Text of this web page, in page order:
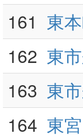
161 東
162 東
163 東
164 東